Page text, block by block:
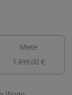
Miete
1.499,00 €